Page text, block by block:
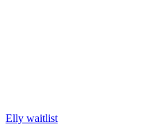
Elly waitlist